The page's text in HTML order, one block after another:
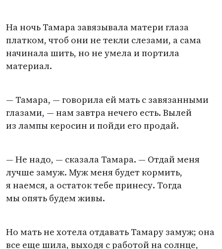
На ночь Тамара завязывала матери глаза
платком, чтоб они не текли слезами, а сама
начинала шить, но не умела и портила
материал.
— Тамара, — говорила ей мать с завязанными
глазами, — нам завтра нечего есть. Вылей
из лампы керосин и пойди его продай.
— Не надо, — сказала Тамара. — Отдай меня
лучше замуж. Муж меня будет кормить,
я наемся, а остаток тебе принесу. Тогда
мы опять будем живы.
Но мать не хотела отдавать Тамару замуж; она
все еще шила, выходя с работой на солнце,